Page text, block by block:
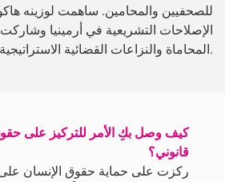
للصحفيين والمحامين. ساهمت لوزينه
الإصلاحات التشريعية في أرمينيا
المحاماة والنزاعات القضائية الاستراتيجية.
كيف وصل بكِ الأمر للتركيز على
قانوني؟
ركزت على حماية حقوق الإنسان